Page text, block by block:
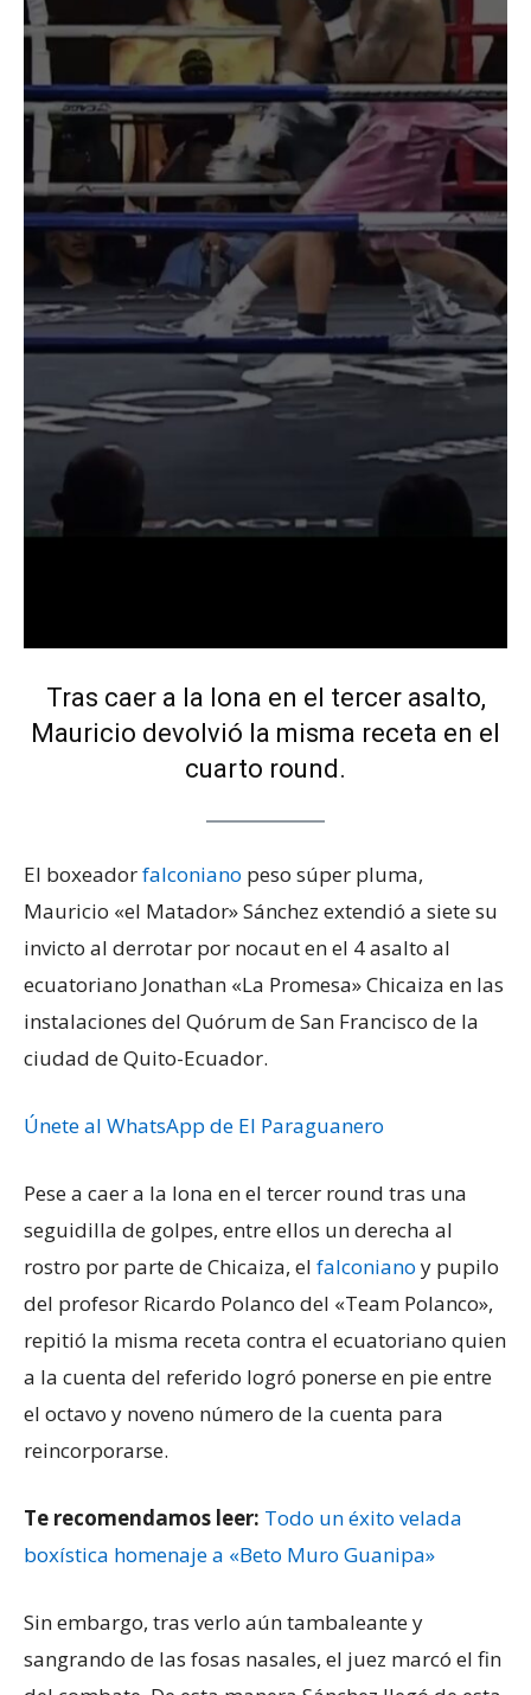
Tras caer a la lona en el tercer asalto,
Mauricio devolvió la misma receta en el
cuarto round.
El boxeadorfalconiano peso súper pluma,
Mauricio «el Matador» Sánchez extendió a siete su
invicto al derrotar por nocaut en el 4 asalto al
ecuatoriano Jonathan «La Promesa» Chicaiza en las
instalaciones del Quórum de San Francisco de la
ciudad de Quito-Ecuador.
Únete al WhatsApp de El Paraguanero
Pese a caer a la lona en el tercer round tras una
seguidilla de golpes, entre ellos un derecha al
rostro por parte de Chicaiza, el falconiano y pupilo
del profesor Ricardo Polanco del «Team Polanco»,
repitió la misma receta contra el ecuatoriano quien
a la cuenta del referido logró ponerse en pie entre
el octavo y noveno número de la cuenta para
reincorporarse.
Te recomendamos leer: Todo un éxito velada
boxística homenaje a «Beto Muro Guanipa»
Sin embargo, tras verlo aún tambaleante y
sangrando de las fosas nasales, el juez marcó el fin